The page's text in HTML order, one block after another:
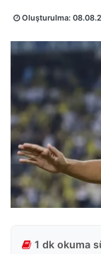
Oluşturulma:
1 dk okuma